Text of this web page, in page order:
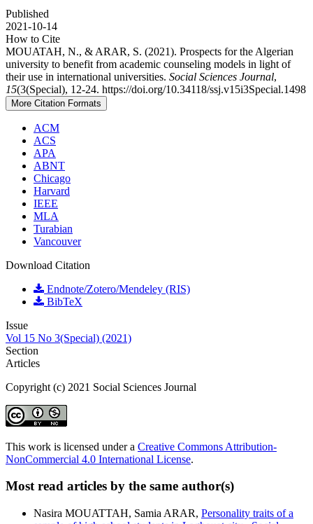
Published
2021-10-14
How to Cite
MOUATAH, N., & ARAR, S. (2021). Prospects for the Algerian
university to benefit from academic counseling models in light of
their use in international universities. Social Sciences Journal,
15(3(Special), 12-24. https://doi.org/10.34118/ssj.v15i3Special.1498
More Citation Formats
ACM
ACS
APA
ABNT
Chicago
Harvard
IEEE
MLA
Turabian
Vancouver
Download Citation
Endnote/Zotero/Mendeley (RIS)
BibTeX
Issue
Vol 15 No 3(Special) (2021)
Section
Articles
Copyright (c) 2021 Social Sciences Journal
This work is licensed under a Creative Commons Attribution-
NonCommercial 4.0 International License.
Most read articles by the same author(s)
Nasira MOUATTAH, Samia ARAR, Personality traits of a